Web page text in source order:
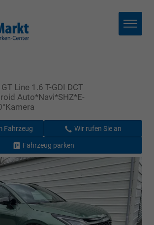
Menü
GT Line 1.6 T-GDI DCT
Auto*Navi*SHZ*E-
Fahrzeug Wir rufen Sie an
Fahrzeug parken